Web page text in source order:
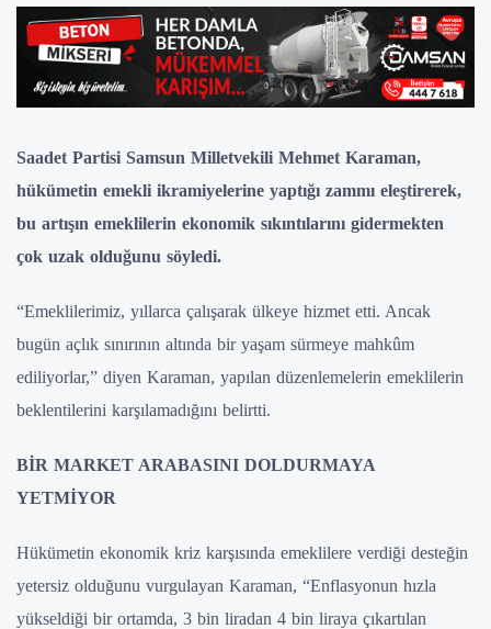
Saadet Partisi Samsun Milletvekili Mehmet Karaman,
hükümetin emekli ikramiyelerine yaptığı zammı eleştirerek,
bu artışın emeklilerin ekonomik sıkıntılarını gidermekten
çok uzak olduğunu söyledi.
“Emeklilerimiz, yıllarca çalışarak ülkeye hizmet etti. Ancak
bugün açlık sınırının altında bir yaşam sürmeye mahkûm
ediliyorlar,” diyen Karaman, yapılan düzenlemelerin emeklilerin
beklentilerini karşılamadığını belirtti.
BİR MARKET ARABASINI DOLDURMAYA
YETMİYOR
Hükümetin ekonomik kriz karşısında emeklilere verdiği desteğin
yetersiz olduğunu vurgulayan Karaman, “Enflasyonun hızla
yükseldiği bir ortamda, 3 bin liradan 4 bin liraya çıkartılan